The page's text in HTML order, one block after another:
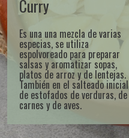
Curry
Es una una mezcla de varias
especias, se utiliza
espolvoreado para preparar
salsas y aromatizar sopas,
platos de arroz y de lentejas.
También en el salteado inicial
de estofados de verduras, de
carnes y de aves.